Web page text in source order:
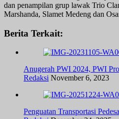
dan penampilan grup lawak Trio
Marshanda, Slamet Medeng dan
Berita Terkait:
Anugerah PWI 2024, PWI
Redaksi November 6, 2023
Penguatan Transportasi